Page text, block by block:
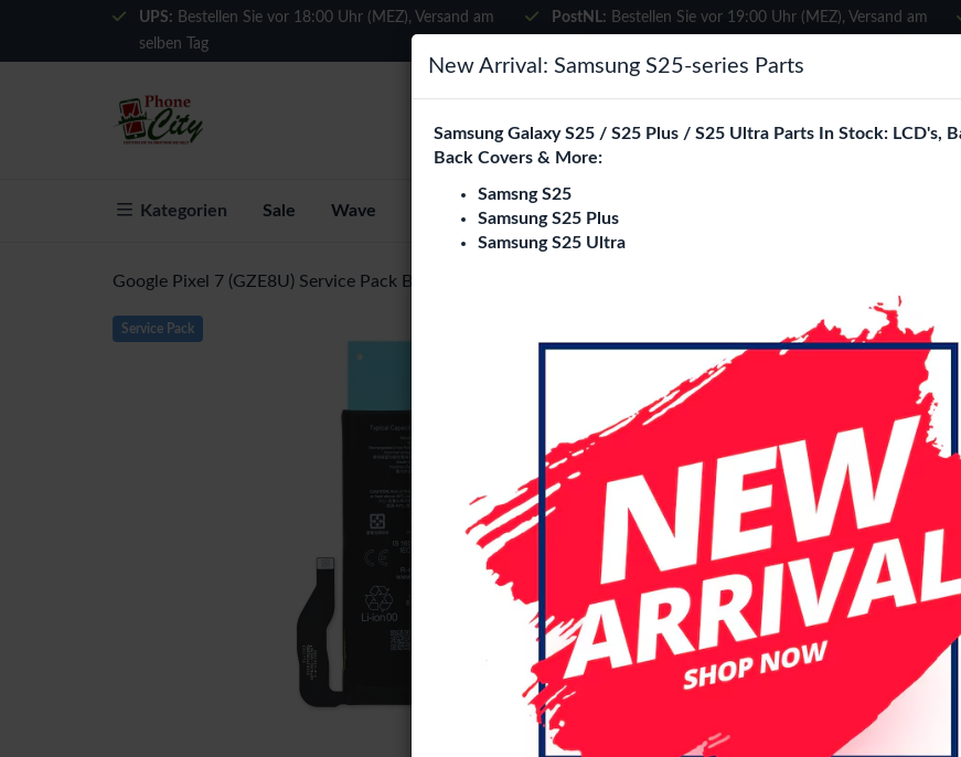
Wählen Sie Ihre Sprache
Es sieht so aus, als wären Sie in
Vereinigte Staaten
UPS: Bestellen Sie vor 18:00 Uhr (MEZ), Versand am
selben Tag
PostNL: Bestellen Sie vor 19:00 Uhr (MEZ), Versand am
Kategorien Sale Wave Über Phone City Blogs
Google Pixel 7 (GZE8U) Service Pack Battery (4355mAH/16.81Wh )
Service Pack
Google Pixel 7
(4355mAH/
Login Registrieren
New Arrival: Samsung S25-series Parts
Samsung Galaxy S25 / S25 Plus / S25 Ultra Parts In Stock: LCD's,
Back Covers & More:
Samsng S25
Samsung S25 Plus
Samsung S25 Ultra